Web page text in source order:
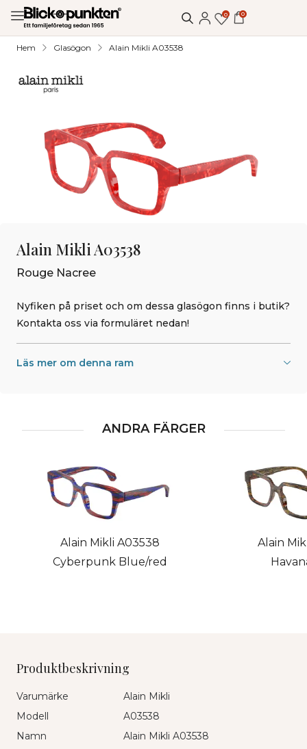
0 0
Hem Glasögon Alain Mikli A03538
Alain Mikli A03538
Rouge Nacree
Nyfiken på priset och om dessa glasögon finns i butik?
Kontakta oss via formuläret nedan!
Läs mer om denna ram
ANDRA FÄRGER
Alain Mikli A03538
Cyberpunk Blue/red
Alain
Produktbeskrivning
Varumärke
Alain Mikli
Modell
A03538
Namn
Alain Mikli A03538